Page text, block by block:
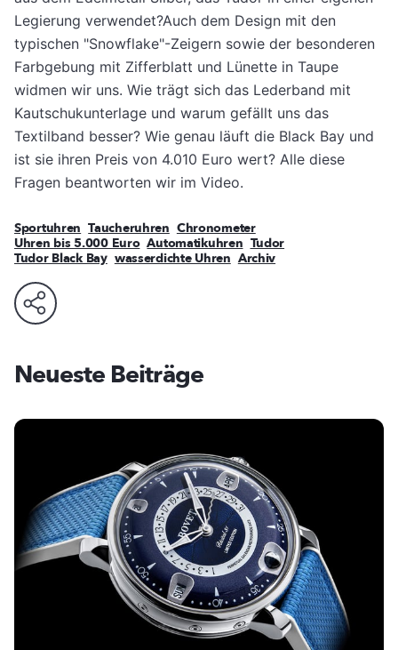
Legierung verwendet?Auch dem Design mit den
typischen "Snowflake"-Zeigern sowie der besonderen
Farbgebung mit Zifferblatt und Lünette in Taupe
widmen wir uns. Wie trägt sich das Lederband mit
Kautschukunterlage und warum gefällt uns das
Textilband besser? Wie genau läuft die Black Bay und
ist sie ihren Preis von 4.010 Euro wert? Alle diese
Fragen beantworten wir im Video.
Sportuhren Taucheruhren Chronometer
Uhren bis 5.000 Euro Automatikuhren Tudor
Tudor Black Bay wasserdichte Uhren Archiv
Neueste Beiträge